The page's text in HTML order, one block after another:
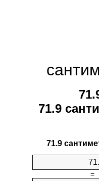
71.9
71.9
=